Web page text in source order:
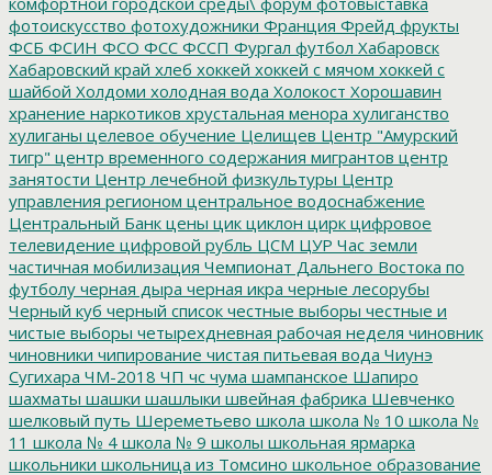
фотоискусство фотохудожники Франция Фрейд фрукты
ФСБ ФСИН ФСО ФСС ФССП Фургал футбол Хабаровск
Хабаровский край хлеб хоккей хоккей с мячом хоккей с
шайбой Холдоми холодная вода Холокост Хорошавин
хранение наркотиков хрустальная менора хулиганство
хулиганы целевое обучение Целищев Центр "Амурский
тигр" центр временного содержания мигрантов центр
занятости Центр лечебной физкультуры Центр
управления регионом центральное водоснабжение
Центральный Банк цены цик циклон цирк цифровое
телевидение цифровой рубль ЦСМ ЦУР Час земли
частичная мобилизация Чемпионат Дальнего Востока по
футболу черная дыра черная икра черные лесорубы
Черный куб черный список честные выборы честные и
чистые выборы четырехдневная рабочая неделя чиновник
чиновники чипирование чистая питьевая вода Чиунэ
Сугихара ЧМ-2018 ЧП чс чума шампанское Шапиро
шахматы шашки шашлыки швейная фабрика Шевченко
шелковый путь Шереметьево школа школа № 10 школа №
11 школа № 4 школа № 9 школы школьная ярмарка
школьники школьница из Томсино школьное образование